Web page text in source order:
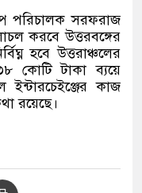
পরিচালক সরফরাজ
করবে উত্তরবঙ্গের
হবে উত্তরাঞ্চলের
কোটি টাকা ব্যয়ে
কাজ
রয়েছে।